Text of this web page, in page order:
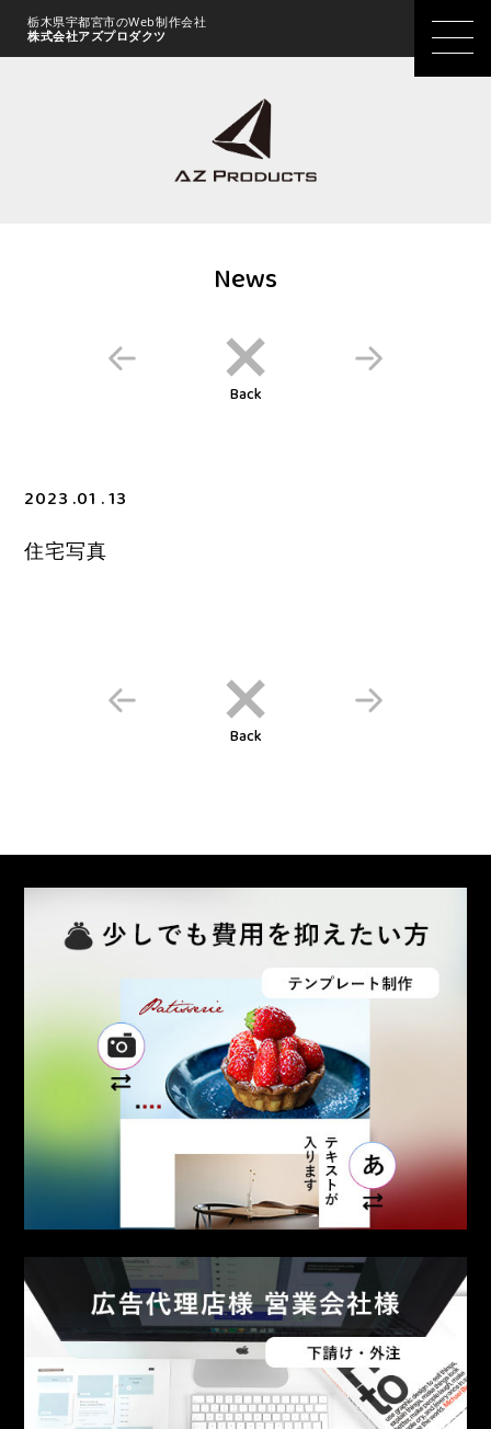
栃木県宇都宮市のWeb制作会社
株式会社アズプロダクツ
News
Back
2023 .01 . 13
住宅写真
Back